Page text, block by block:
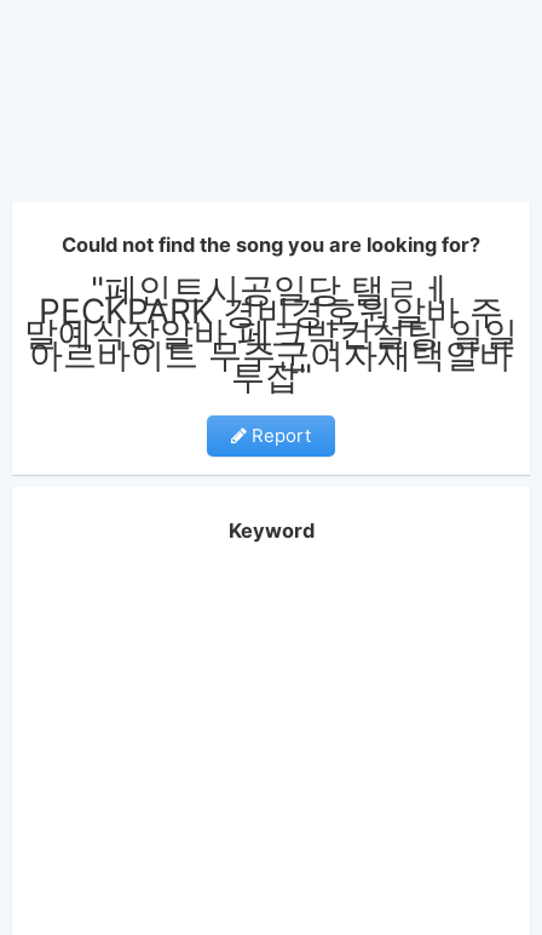
Could not find the song you are looking for?
"페인트시공일당 탤ㄹㅔ
PECKPARK 경비경호원알바 주
말예식장알바 페크박컨설팅 일일
아르바이트 무주군여자재택알바
투잡"
Report
Keyword